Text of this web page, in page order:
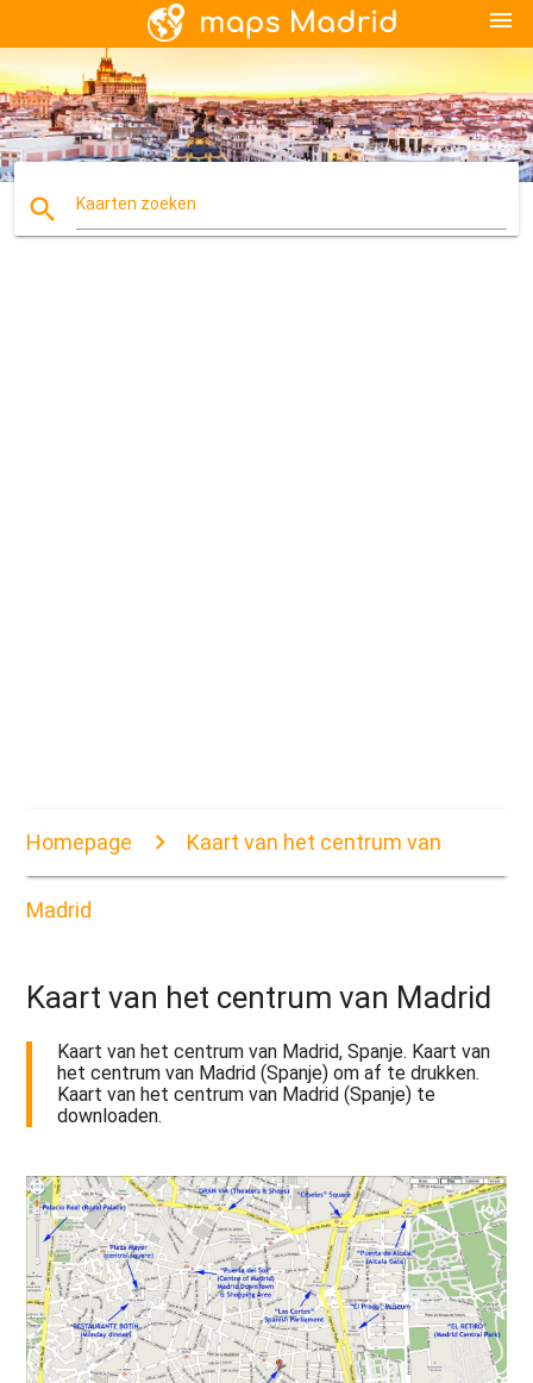
menu
search Kaarten zoeken
Homepage Kaart van het centrum van
Madrid
Kaart van het centrum van Madrid
Kaart van het centrum van Madrid, Spanje. Kaart van
het centrum van Madrid (Spanje) om af te drukken.
Kaart van het centrum van Madrid (Spanje) te
downloaden.